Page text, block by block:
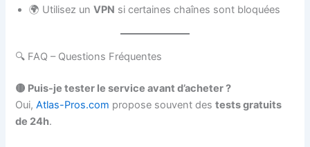
🌍 Utilisez unVPN si certaines chaînes sont bloquées
🔍 FAQ – Questions Fréquentes
🟡 Puis-je tester le service avant d’acheter ?
Oui,Atlas-Pros.com propose souvent destests gratuits
de 24h.